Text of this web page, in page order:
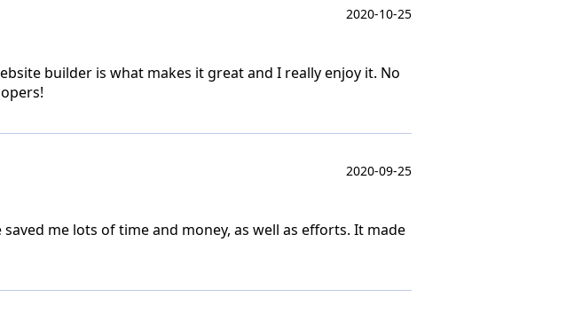
2020-10-25
builder is what makes it great and I really enjoy it. No
2020-09-25
me lots of time and money, as well as efforts. It made